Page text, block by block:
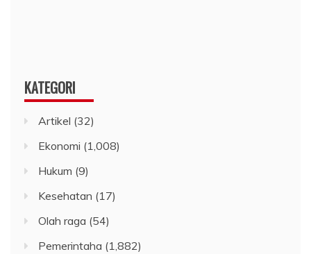
KATEGORI
Artikel (32)
Ekonomi (1,008)
Hukum (9)
Kesehatan (17)
Olah raga (54)
Pemerintaha (1,882)